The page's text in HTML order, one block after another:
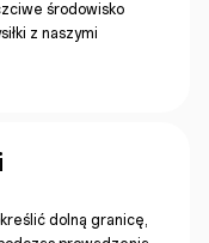
środowisko
z naszymi
dolną granicę,